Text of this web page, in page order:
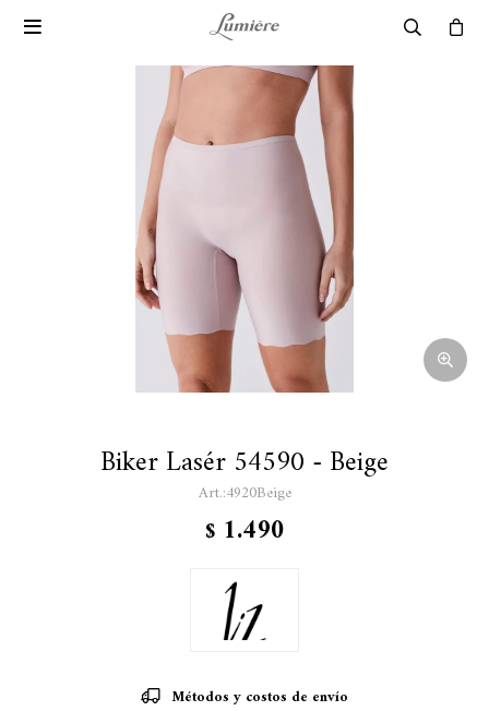

Biker Lasér 54590 - Beige
4920Beige
$ 1.490
Métodos y costos de envío